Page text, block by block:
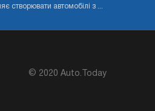
створювати автомобілі з ...
© 2020 Auto.Today